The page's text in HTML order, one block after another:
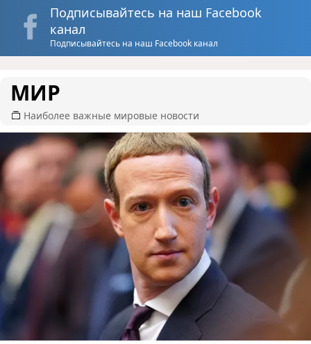
Подписывайтесь на наш Facebook
канал
Подписывайтесь на наш Facebook канал
МИР
Наиболее важные мировые новости